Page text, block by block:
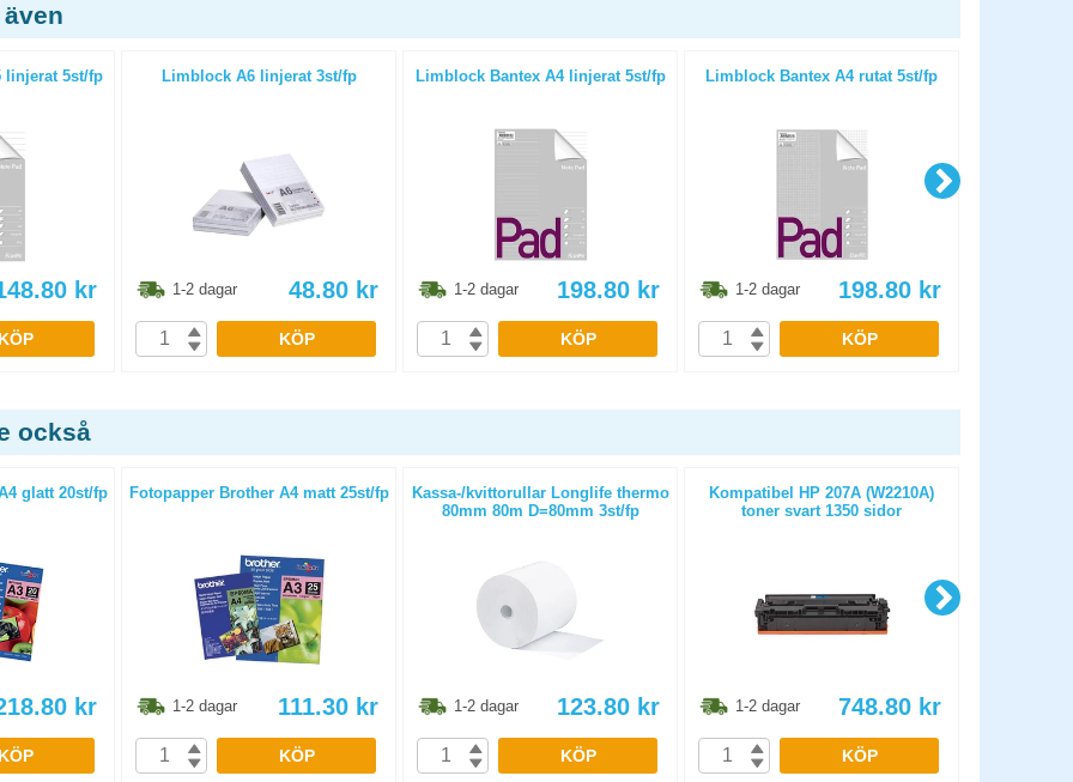
linjerat 5st/fp
kr
KÖP
Limblock A6 linjerat 3st/fp
1-2 dagar 48.80 kr
KÖP
Limblock Bantex A4 linjerat 5st/fp
1-2 dagar 198.80 kr
KÖP
Limblock Bantex A4 rutat 5st/fp
1-2 dagar 198.80 kr
KÖP
också
glatt 20st/fp
kr
KÖP
Fotopapper Brother A4 matt 25st/fp
1-2 dagar 111.30 kr
KÖP
Kassa-/kvittorullar Longlife thermo
80mm 80m D=80mm 3st/fp
1-2 dagar 123.80 kr
KÖP
Kompatibel HP 207A (W2210A)
toner svart 1350 sidor
1-2 dagar 748.80 kr
KÖP